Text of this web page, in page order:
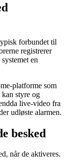
forbundet til
registrerer
en
platforme som
styre og
live-video fra
udløste alarmen.
besked
når de aktiveres.